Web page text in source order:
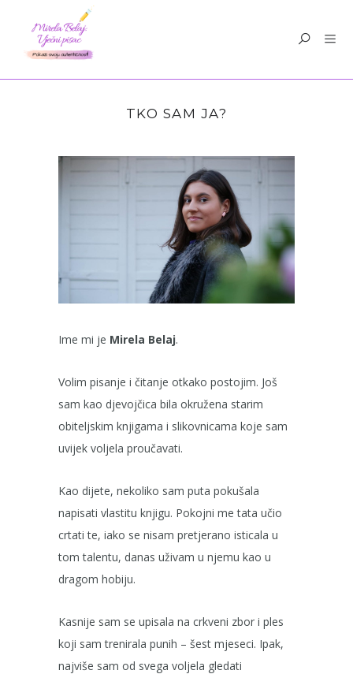
TKO SAM JA?
Ime mi je Mirela Belaj.
Volim pisanje i čitanje otkako postojim. Još
sam kao djevojčica bila okružena starim
obiteljskim knjigama i slikovnicama koje sam
uvijek voljela proučavati.
Kao dijete, nekoliko sam puta pokušala
napisati vlastitu knjigu. Pokojni me tata učio
crtati te, iako se nisam pretjerano isticala u
tom talentu, danas uživam u njemu kao u
dragom hobiju.
Kasnije sam se upisala na crkveni zbor i ples
koji sam trenirala punih – šest mjeseci. Ipak,
najviše sam od svega voljela gledati